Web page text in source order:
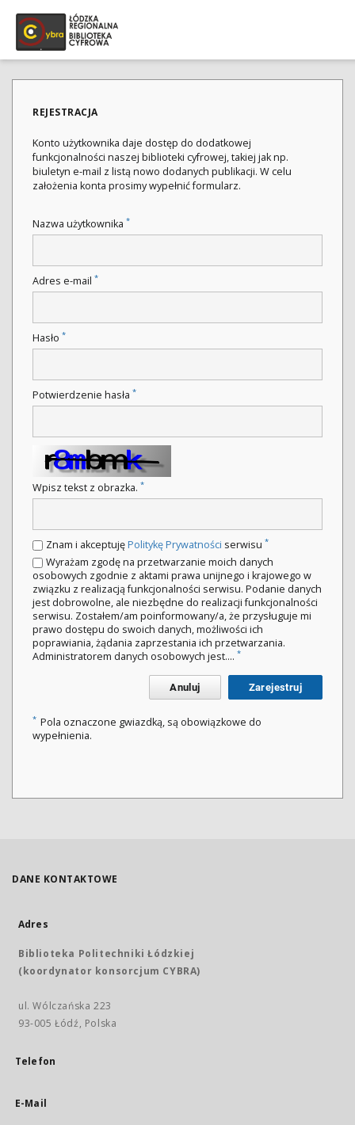
REJESTRACJA
Konto użytkownika daje dostęp do dodatkowej
funkcjonalności naszej biblioteki cyfrowej, takiej jak np.
biuletyn e-mail z listą nowo dodanych publikacji. W celu
założenia konta prosimy wypełnić formularz.
Nazwa użytkownika *
Adres e-mail *
Hasło *
Potwierdzenie hasła *
Wpisz tekst z obrazka. *
Znam i akceptujęPolitykę Prywatności serwisu *
Wyrażam zgodę na przetwarzanie moich danych
osobowych zgodnie z aktami prawa unijnego i krajowego w
związku z realizacją funkcjonalności serwisu. Podanie danych
jest dobrowolne, ale niezbędne do realizacji funkcjonalności
serwisu. Zostałem/am poinformowany/a, że przysługuje mi
prawo dostępu do swoich danych, możliwości ich
poprawiania, żądania zaprzestania ich przetwarzania.
Administratorem danych osobowych jest.... *
Anuluj Zarejestruj
* Pola oznaczone gwiazdką, są obowiązkowe do
wypełnienia.
DANE KONTAKTOWE
Adres
Biblioteka Politechniki Łódzkiej
(koordynator konsorcjum CYBRA)
ul. Wólczańska 223
93-005 Łódź, Polska
Telefon
E-Mail